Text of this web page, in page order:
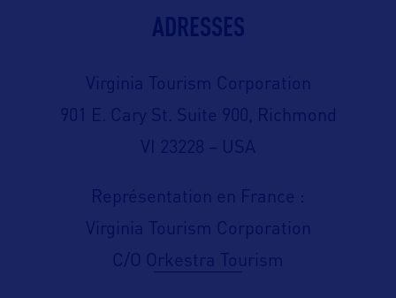
ADRESSES
Virginia Tourism Corporation
901 E. Cary St. Suite 900, Richmond
VI 23228 – USA
Représentation en France :
Virginia Tourism Corporation
C/O Orkestra Tourism